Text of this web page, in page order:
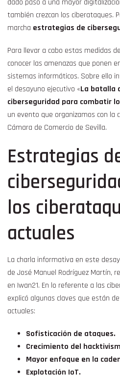
dado paso a una mayor
también crezcan los ciberataques.
marcha estrategias de
Para llevar a cabo estas medidas
conocer las amenazas que ponen
sistemas informáticos. Sobre ello
el desayuno ejecutivo «La batalla
ciberseguridad para combatir
un evento que organizamos con la
Cámara de Comercio de Sevilla.
Estrategias
los
actuales
La charla informativa en este
de José Manuel Rodríguez Martín,
en Iwan21. En lo referente a las
explicó algunas claves que están
actuales:
Sofisticación de ataques.
Crecimiento del
Mayor enfoque en la
Explotación IoT.